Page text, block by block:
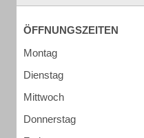
ÖFFNUNGSZEITEN
Montag
Dienstag
Mittwoch
Donnerstag